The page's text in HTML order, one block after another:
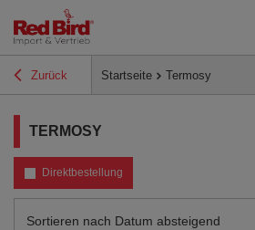
Zurück Startseite Termosy
TERMOSY
Direktbestellung
Sortierung ändern
Sortieren nach Datum absteigend